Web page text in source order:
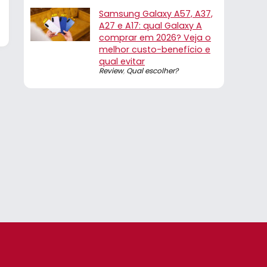
Samsung Galaxy A57, A37,
A27 e A17: qual Galaxy A
comprar em 2026? Veja o
melhor custo-benefício e
qual evitar
Review, Qual escolher?